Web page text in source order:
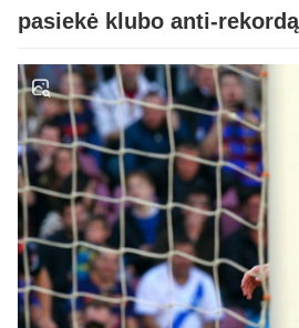
pasiekė klubo anti-